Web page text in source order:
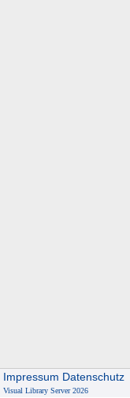
Impressum Datenschutz
Visual Library Server 2026